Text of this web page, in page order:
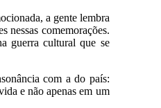
a gente lembra
nessas comemorações.
guerra cultural que se
com a do país:
e não apenas em um